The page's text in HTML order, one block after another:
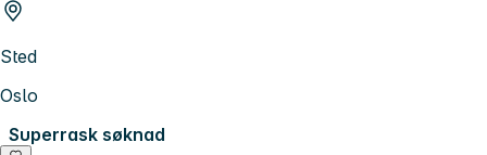
Sted
Oslo
Superrask søknad